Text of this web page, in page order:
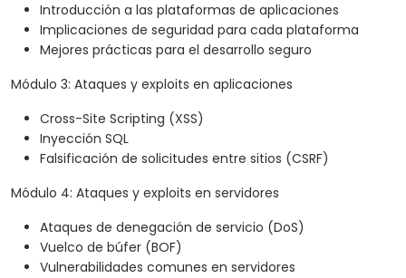
Introducción a las plataformas de aplicaciones
Implicaciones de seguridad para cada plataforma
Mejores prácticas para el desarrollo seguro
Módulo 3: Ataques y exploits en aplicaciones
Cross-Site Scripting (XSS)
Inyección SQL
Falsificación de solicitudes entre sitios (CSRF)
Módulo 4: Ataques y exploits en servidores
Ataques de denegación de servicio (DoS)
Vuelco de búfer (BOF)
Vulnerabilidades comunes en servidores